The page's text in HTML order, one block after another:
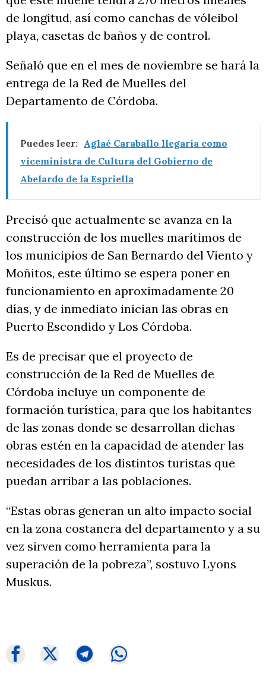
de longitud, así como canchas de vóleibol
playa, casetas de baños y de control.
Señaló que en el mes de noviembre se hará la
entrega de la Red de Muelles del
Departamento de Córdoba.
Puedes leer: Aglaé Caraballo llegaría como
viceministra de Cultura del Gobierno de
Abelardo de la Espriella
Precisó que actualmente se avanza en la
construcción de los muelles marítimos de
los municipios de San Bernardo del Viento y
Moñitos, este último se espera poner en
funcionamiento en aproximadamente 20
días, y de inmediato inician las obras en
Puerto Escondido y Los Córdoba.
Es de precisar que el proyecto de
construcción de la Red de Muelles de
Córdoba incluye un componente de
formación turística, para que los habitantes
de las zonas donde se desarrollan dichas
obras estén en la capacidad de atender las
necesidades de los distintos turistas que
puedan arribar a las poblaciones.
“Estas obras generan un alto impacto social
en la zona costanera del departamento y a su
vez sirven como herramienta para la
superación de la pobreza”, sostuvo Lyons
Muskus.